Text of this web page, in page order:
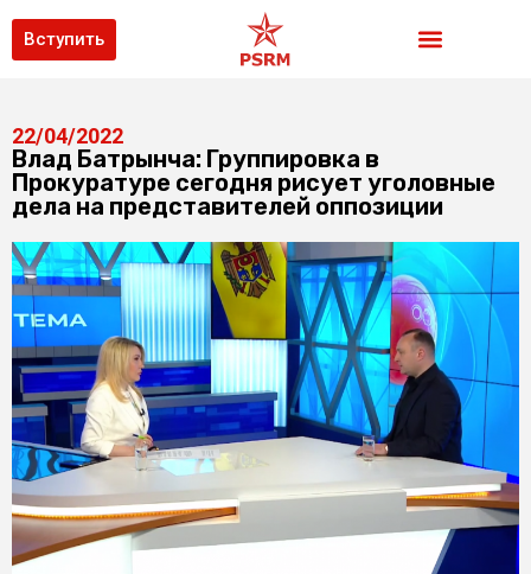
Вступить
22/04/2022
Влад Батрынча: Группировка в
Прокуратуре сегодня рисует уголовные
дела на представителей оппозиции